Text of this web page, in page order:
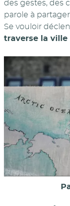
des gestes, des
parole à
Se vouloir
traverse la ville